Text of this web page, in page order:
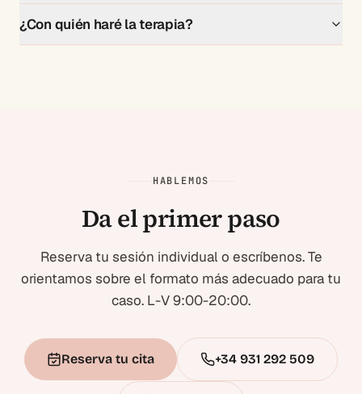
¿Con quién haré la terapia?
HABLEMOS
Da el primer paso
Reserva tu sesión individual o escríbenos. Te
orientamos sobre el formato más adecuado para tu
caso. L-V 9:00-20:00.
Reserva tu cita +34 931 292 509